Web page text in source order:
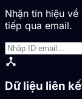
Nhận tín hiệu
tiếp qua email.
device_hub
Dữ liệu liên